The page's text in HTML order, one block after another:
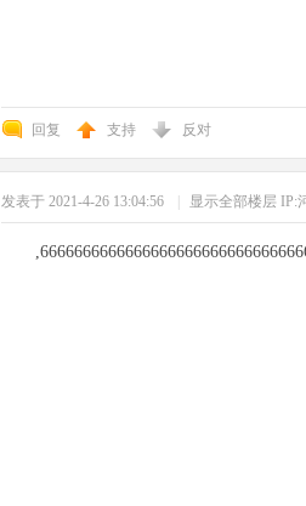
回复 支持 反对
发表于 2021-4-26 13:04:56 显示全部楼层 IP: